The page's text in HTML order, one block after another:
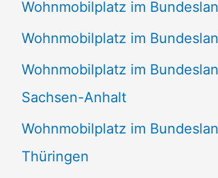
Wohnmobilplatz im
Wohnmobilplatz im
Wohnmobilplatz im
Sachsen-Anhalt
Wohnmobilplatz im
Thüringen